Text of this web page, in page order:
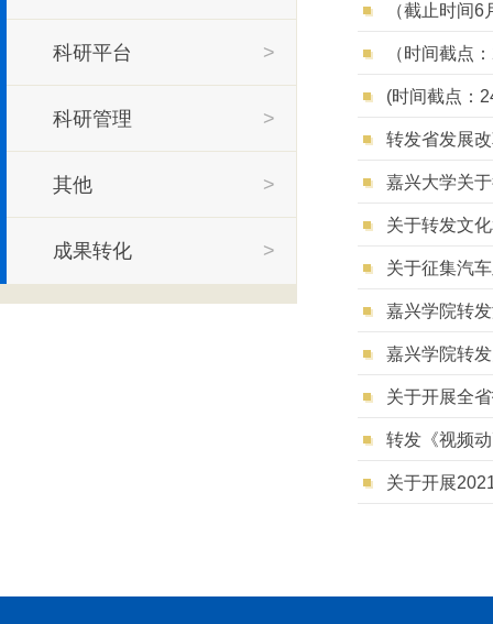
科研平台 >
科研管理 >
其他 >
成果转化 >
（截止时间
(时间截点：
转发省发展
嘉兴大学关
关于征集汽
嘉兴学院转
嘉兴学院转
关于开展全
转发《视频
关于开展